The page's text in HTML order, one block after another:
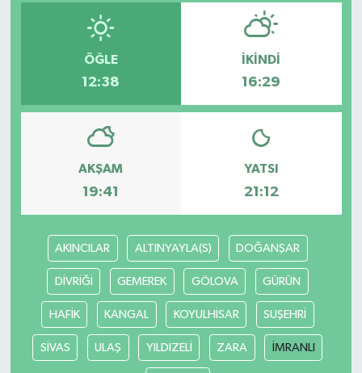
ÖĞLE
12:38
İKINDI
16:29
AKŞAM
19:41
YATSI
21:12
AKINCILAR ALTINYAYLA(S) DOĞANŞAR
DİVRİĞİ GEMEREK GÖLOVA GÜRÜN
HAFİK KANGAL KOYULHİSAR SUŞEHRİ
SİVAS ULAŞ YILDIZELİ ZARA İMRANLI